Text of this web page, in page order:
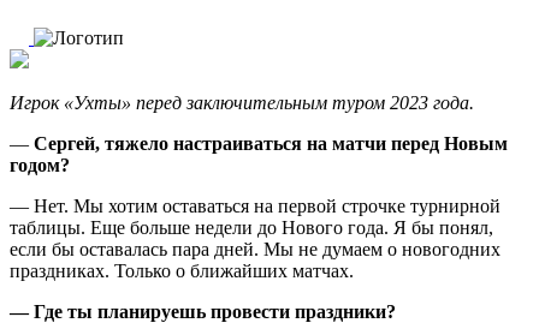
Игрок «Ухты» перед заключительным туром 2023 года.
— Сергей, тяжело настраиваться на матчи перед Новым
годом?
­— Нет. Мы хотим оставаться на первой строчке турнирной
таблицы. Еще больше недели до Нового года. Я бы понял,
если бы оставалась пара дней. Мы не думаем о новогодних
праздниках. Только о ближайших матчах.
— Где ты планируешь провести праздники?